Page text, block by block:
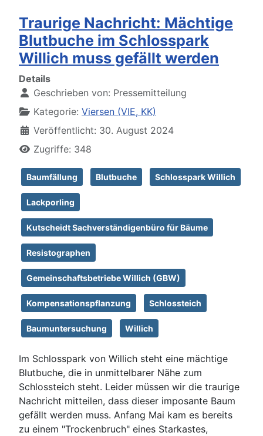
Traurige Nachricht: Mächtige
Blutbuche im Schlosspark
Willich muss gefällt werden
Details
Geschrieben von: Pressemitteilung
Kategorie: Viersen (VIE, KK)
Veröffentlicht: 30. August 2024
Zugriffe: 348
Baumfällung Blutbuche Schlosspark Willich
Lackporling
Kutscheidt Sachverständigenbüro für Bäume
Resistographen
Gemeinschaftsbetriebe Willich (GBW)
Kompensationspflanzung Schlossteich
Baumuntersuchung Willich
Im Schlosspark von Willich steht eine mächtige
Blutbuche, die in unmittelbarer Nähe zum
Schlossteich steht. Leider müssen wir die traurige
Nachricht mitteilen, dass dieser imposante Baum
gefällt werden muss. Anfang Mai kam es bereits
zu einem "Trockenbruch" eines Starkastes,